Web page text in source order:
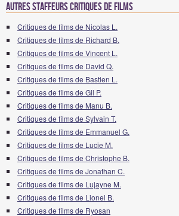
Autres staffeurs critiques de Films
Critiques de films de Nicolas L.
Critiques de films de Richard B.
Critiques de films de Vincent L.
Critiques de films de David Q.
Critiques de films de Bastien L.
Critiques de films de Gil P.
Critiques de films de Manu B.
Critiques de films de Sylvain T.
Critiques de films de Emmanuel G.
Critiques de films de Lucie M.
Critiques de films de Christophe B.
Critiques de films de Jonathan C.
Critiques de films de Lujayne M.
Critiques de films de Lionel B.
Critiques de films de Ryosan